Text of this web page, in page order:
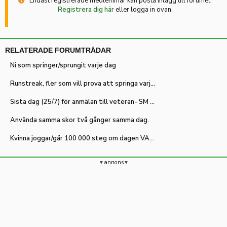
Registrera dig häreller logga in ovan.
RELATERADE FORUMTRÅDAR
Ni som springer/sprungit varje dag
Runstreak, fler som vill prova att springa varje dag?
Sista dag (25/7) för anmälan till veteran- SM närmar sig
Använda samma skor två gånger samma dag.
Kvinna joggar/går 100 000 steg om dagen VARJE DAG!
annons